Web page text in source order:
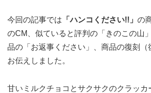
今回の記事では 「ハンコください!!」 の
のCM、似ていると評判の「きのこの山
品の「お返事ください」、商品の復刻（
お伝えしました。
甘いミルクチョコとサクサクのクラッカ